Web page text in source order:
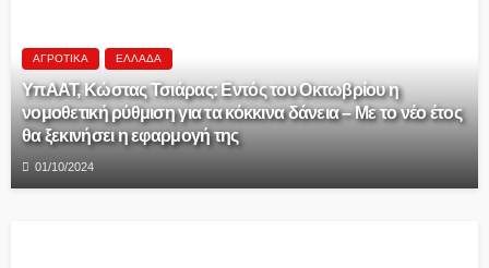
ΑΓΡΟΤΙΚΆ ΕΛΛΆΔΑ
ΥπΑΑΤ, Κώστας Τσιάρας: Εντός του Οκτωβρίου η
νομοθετική ρύθμιση για τα κόκκινα δάνεια – Με το νέο έτος
θα ξεκινήσει η εφαρμογή της
01/10/2024